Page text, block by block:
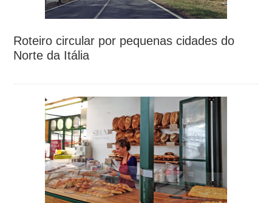
Roteiro circular por pequenas cidades do
Norte da Itália